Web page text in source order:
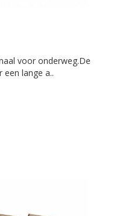
voor onderweg.De
lange a..